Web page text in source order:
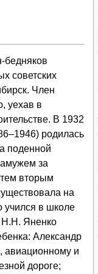
бедняков
советских
Член
уехав в
В 1932
родилась
поденной
за
вторым
на
учился в школе
Н.Н. Яненко
Александр
авиационному и
дороге;